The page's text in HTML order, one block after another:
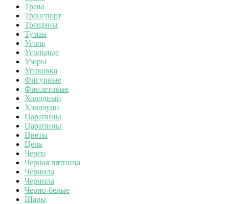
Трава
Транспорт
Трещины
Туман
Уголь
Угольные
Узоры
Упаковка
Фигурные
Фиолетовые
Холодный
Хэллоуин
Царапины
Царапины
Цветы
Цепь
Череп
Черная пятница
Чернила
Чернила
Черно-белые
Шары